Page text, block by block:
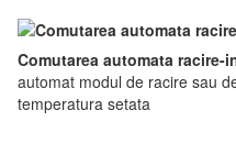
Comutarea automata racire-
automat modul de racire sau
temperatura setata